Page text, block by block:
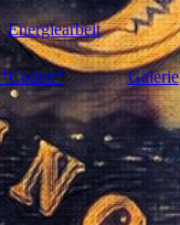
Energiearbeit
*Codex* Galerie